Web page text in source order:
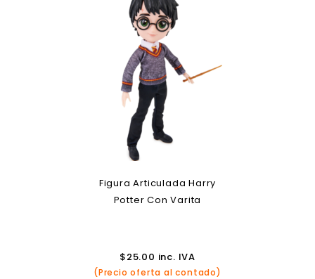
Figura Articulada Harry
Potter Con Varita
$25.00 inc. IVA
(Precio oferta al contado)